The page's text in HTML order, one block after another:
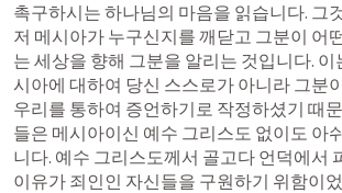
촉구하시는 하나님의 마음을 읽습니다. 그
저 메시아가 누구신지를 깨닫고 그분이 어
는 세상을 향해 그분을 알리는 것입니다. 이
시아에 대하여 당신 스스로가 아니라 그분
우리를 통하여 증언하기로 작정하셨기 때
들은 메시아이신 예수 그리스도 없이도 아
니다. 예수 그리스도께서 골고다 언덕에서
이유가 죄인인 자신들을 구원하기 위함이